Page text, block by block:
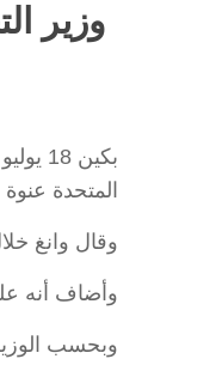
وزير
المتحدة
وقال وانغ
وأضاف أنه